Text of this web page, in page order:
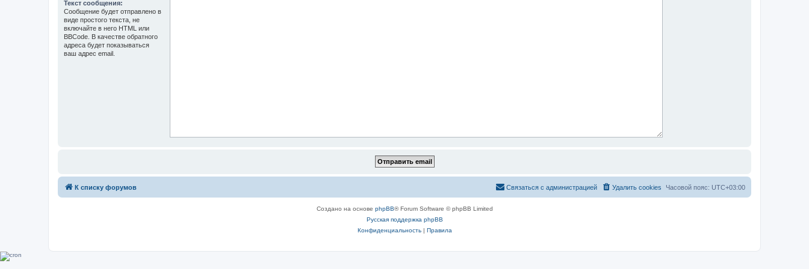
Текст сообщения:
Сообщение будет отправлено в
виде простого текста, не
включайте в него HTML или
BBCode. В качестве обратного
адреса будет показываться
ваш адрес email.
К списку форумов Часовой пояс: UTC+03:00
Удалить cookies
Связаться с администрацией
Создано на основе phpBB® Forum Software © phpBB Limited
Русская поддержка phpBB
Конфиденциальность| Правила